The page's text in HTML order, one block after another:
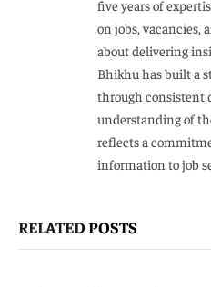
five years of
on jobs, vacancies,
about delivering
Bhikhu has built a
through consistent
understanding of
reflects a
information to job
RELATEDPOSTS